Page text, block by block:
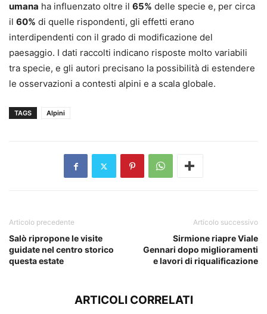
umana ha influenzato oltre il 65% delle specie e, per circa
il 60% di quelle rispondenti, gli effetti erano
interdipendenti con il grado di modificazione del
paesaggio. I dati raccolti indicano risposte molto variabili
tra specie, e gli autori precisano la possibilità di estendere
le osservazioni a contesti alpini e a scala globale.
TAGS Alpini
Articolo precedente
Salò ripropone le visite
guidate nel centro storico
questa estate
Articolo successivo
Sirmione riapre Viale
Gennari dopo miglioramenti
e lavori di riqualificazione
ARTICOLI CORRELATI